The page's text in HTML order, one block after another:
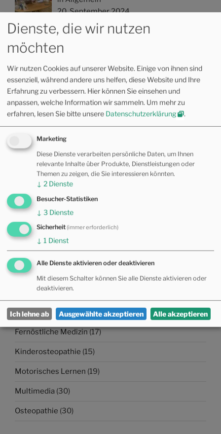
20. September 2024
Das Mikrobiom
in Kinderosteopathie, Multimedia,
Osteopathie
3. August 2024
Was macht Zucker eigentlich mit uns,
insbesondere mit Kindern?
in Allopathie, Kinderosteopathie,
Multimedia, Osteopathie
13. Mai 2024
Wie psychische Bedeutung entsteht
in Kinderosteopathie, Motorisches
4. Mai 2024
KATEGORIEN
Allgemein(11)
Allopathie (17)
Fernöstliche Medizin(17)
Kinderosteopathie (15)
Motorisches Lernen (19)
Multimedia (30)
Osteopathie (30)
Dienste, die wir nutzen
möchten
Wir nutzen Cookies auf unserer Website. Einige von ihnen sind
essenziell, während andere uns helfen, diese Website und Ihre
Erfahrung zu verbessern. Hier können Sie einsehen und
anpassen, welche Information wir sammeln. Um mehr zu
erfahren, lesen Sie bitte unsere Datenschutzerklärung .
Marketing
Diese Dienste verarbeiten persönliche Daten, um Ihnen
relevante Inhalte über Produkte, Dienstleistungen oder
Themen zu zeigen, die Sie interessieren könnten.
↓ 2 Dienste
Besucher-Statistiken
↓ 3 Dienste
Sicherheit(immer erforderlich)
↓ 1 Dienst
Alle Dienste aktivieren oder deaktivieren
Mit diesem Schalter können Sie alle Dienste aktivieren oder
deaktivieren.
Ich lehne ab Ausgewählte akzeptieren Alle akzeptieren